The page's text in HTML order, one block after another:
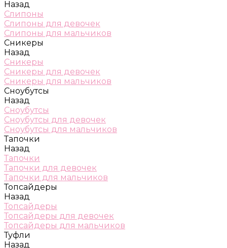
Назад
Слипоны
Слипоны для девочек
Слипоны для мальчиков
Сникеры
Назад
Сникеры
Сникеры для девочек
Сникеры для мальчиков
Сноубутсы
Назад
Сноубутсы
Сноубутсы для девочек
Сноубутсы для мальчиков
Тапочки
Назад
Тапочки
Тапочки для девочек
Тапочки для мальчиков
Топсайдеры
Назад
Топсайдеры
Топсайдеры для девочек
Топсайдеры для мальчиков
Туфли
Назад